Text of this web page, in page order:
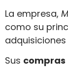
La empresa,
como su
Sus compras